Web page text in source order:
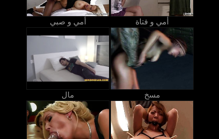
أمي و صبي أمي و فتاة
مال مسخ